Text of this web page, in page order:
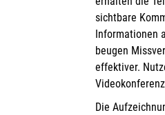
sichtbare
Informationen
beugen
effektiver.
Die